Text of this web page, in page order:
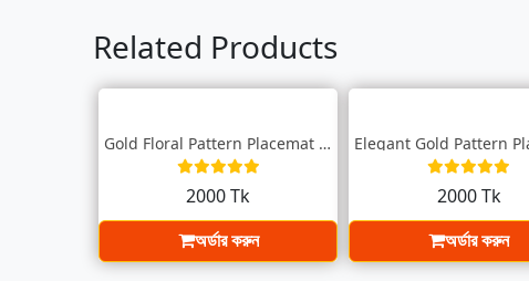
Related Products
Gold Floral Pattern Placemat – Elegant T...
2000 Tk
অর্ডার করুন
2000 Tk
অর্ডার করুন